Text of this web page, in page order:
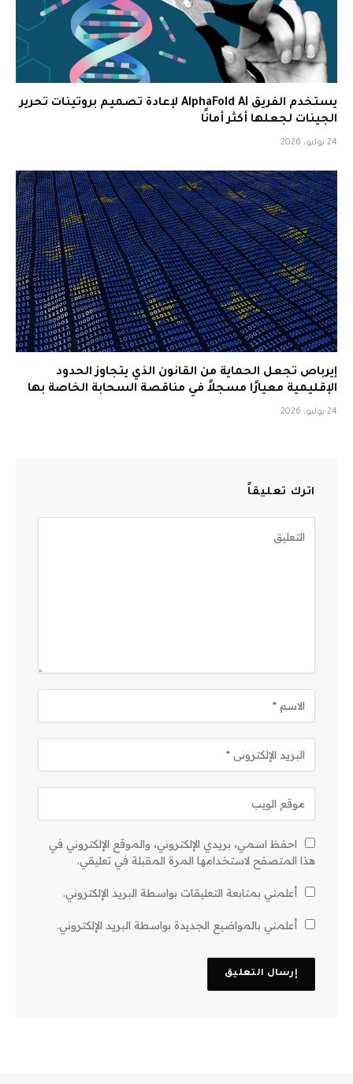
يستخدم الفريق AlphaFold AI لإعادة تصميم بروتينات تحرير
الجينات لجعلها أكثر أمانًا
24 يوليو، 2026
إيرباص تجعل الحماية من القانون الذي يتجاوز الحدود
الإقليمية معيارًا مسجلاً في مناقصة السحابة الخاصة بها
24 يوليو، 2026
اترك تعليقاً
احفظ اسمي، بريدي الإلكتروني، والموقع الإلكتروني في
هذا المتصفح لاستخدامها المرة المقبلة في تعليقي.
أعلمني بمتابعة التعليقات بواسطة البريد الإلكتروني.
أعلمني بالمواضيع الجديدة بواسطة البريد الإلكتروني.